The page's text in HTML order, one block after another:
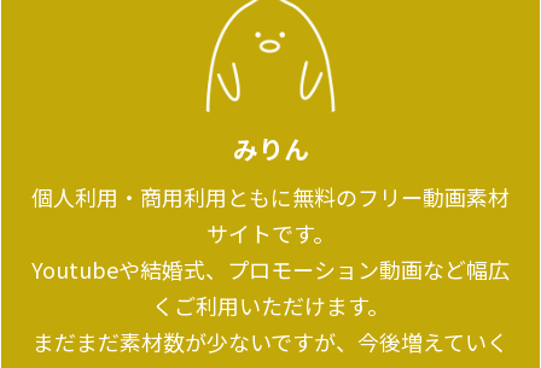
みりん
個人利用・商用利用ともに無料のフリー動画素材
サイトです。
Youtubeや結婚式、プロモーション動画など幅広
くご利用いただけます。
まだまだ素材数が少ないですが、今後増えていく